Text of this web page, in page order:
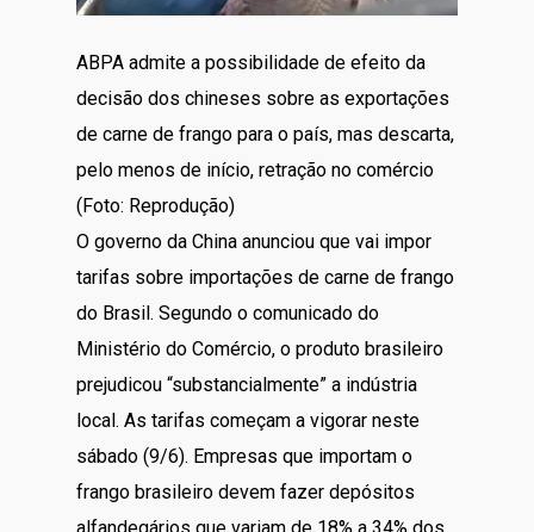
ABPA admite a possibilidade de efeito da
decisão dos chineses sobre as exportações
de carne de frango para o país, mas descarta,
pelo menos de início, retração no comércio
(Foto: Reprodução)
O governo da China anunciou que vai impor
tarifas sobre importações de carne de frango
do Brasil. Segundo o comunicado do
Ministério do Comércio, o produto brasileiro
prejudicou “substancialmente” a indústria
local. As tarifas começam a vigorar neste
sábado (9/6). Empresas que importam o
frango brasileiro devem fazer depósitos